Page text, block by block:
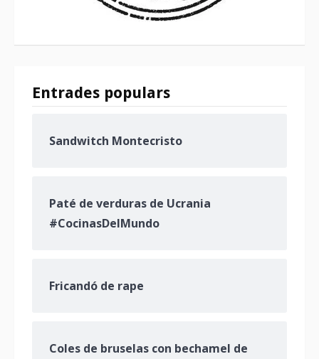
Entrades populars
Sandwitch Montecristo
Paté de verduras de Ucrania
#CocinasDelMundo
Fricandó de rape
Coles de bruselas con bechamel de